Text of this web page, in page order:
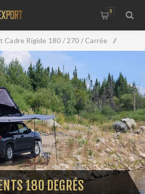
0
Cadre Rigide 180 / 270 / Carrée /
180 degrés
180 DEGRÉS